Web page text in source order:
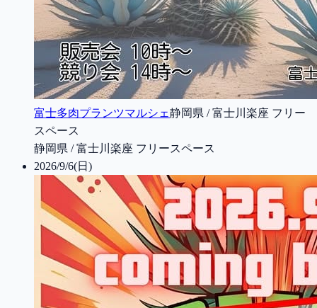
富士多肉プランツマルシェ静岡県 / 富士川楽座 フリー
スペース
静岡県 / 富士川楽座 フリースペース
2026/9/6(日)